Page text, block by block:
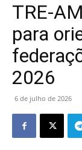
TRE-
para
2026
6 de julho de 2026